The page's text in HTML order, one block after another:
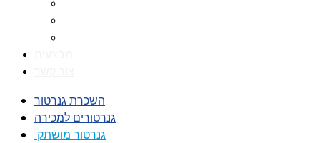
השכרת גנרטור
גנרטורים למכירה
גנרטור מושתק